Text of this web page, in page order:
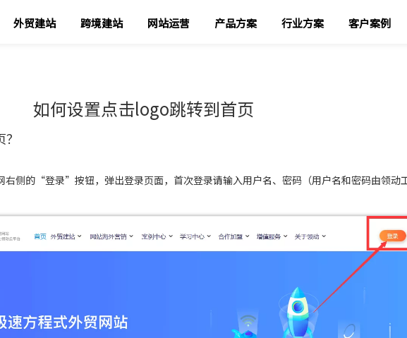
外贸建站 跨境建站 网站运营 产品方案 行业方案 客户案例
如何设置点击logo跳转到首页
右侧的“登录”按钮，弹出登录页面，首次登录请输入用户名、密码（用户名和密码由领动